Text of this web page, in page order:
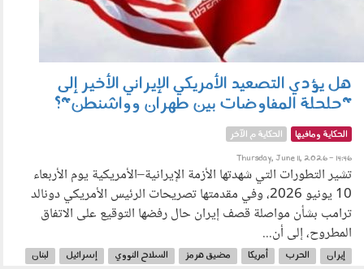
هل يؤدي التصعيد الأمريكي الإيراني الأخير إلى
"حلحلة المفاوضات بين طهران وواشنطن"؟
الحكاية ومافيها الحكاية م الآخر
Thursday, June 11, 2026 - 14:46
تشير التطورات التي شهدتها الأزمة الإيرانية–الأمريكية يوم الأربعاء
10 يونيو 2026، وفي مقدمتها تصريحات الرئيس الأمريكي دونالد
ترامب بشأن مواصلة قصف إيران حال رفضها التوقيع على الاتفاق
المطروح، إلى أن...
إيران الحرب أمريكا مضيق هرمز السلاح النووي إسرائيل
لبنان